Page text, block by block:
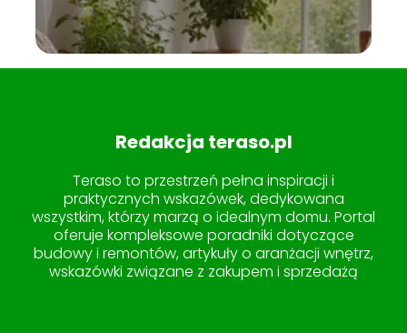
Redakcja teraso.pl
Teraso to przestrzeń pełna inspiracji i
praktycznych wskazówek, dedykowana
wszystkim, którzy marzą o idealnym domu. Portal
oferuje kompleksowe poradniki dotyczące
budowy i remontów, artykuły o aranżacji wnętrz,
wskazówki związane z zakupem i sprzedażą